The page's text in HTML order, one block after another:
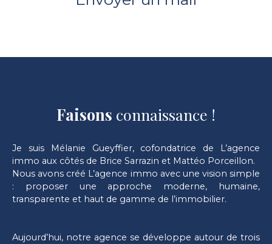
Faisons connaissance !
Je suis Mélanie Gueyffier, cofondatrice de L’agence
immo aux côtés de Brice Sarrazin et Mattéo Porceillon.
Nous avons créé L’agence immo avec une vision simple
: proposer une approche moderne, humaine,
transparente et haut de gamme de l’immobilier.
Aujourd’hui, notre agence se développe autour de trois